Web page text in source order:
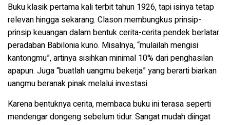
Buku klasik pertama kali terbit tahun 1926, tapi isinya tetap
relevan hingga sekarang. Clason membungkus prinsip-
prinsip keuangan dalam bentuk cerita-cerita pendek berlatar
peradaban Babilonia kuno. Misalnya, “mulailah mengisi
kantongmu”, artinya sisihkan minimal 10% dari penghasilan
apapun. Juga “buatlah uangmu bekerja” yang berarti biarkan
uangmu beranak pinak melalui investasi.
Karena bentuknya cerita, membaca buku ini terasa seperti
mendengar dongeng sebelum tidur. Sangat mudah diingat